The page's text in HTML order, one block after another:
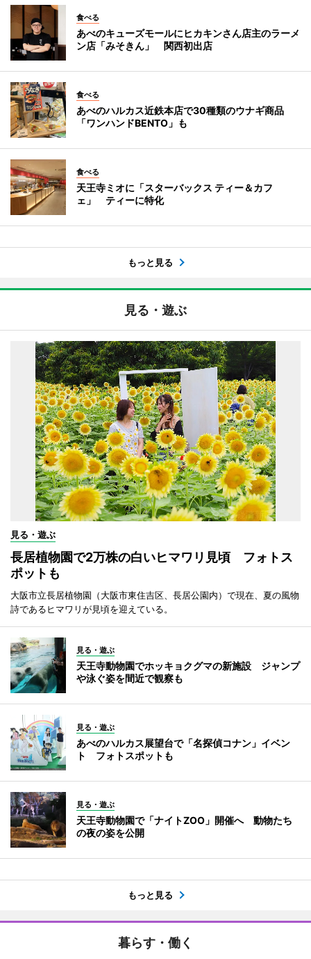
食べる
あべのキューズモールにヒカキンさん店主のラーメ
ン店「みそきん」 関西初出店
食べる
あべのハルカス近鉄本店で30種類のウナギ商品
「ワンハンドBENTO」も
食べる
天王寺ミオに「スターバックス ティー＆カフ
ェ」 ティーに特化
もっと見る
見る・遊ぶ
見る・遊ぶ
長居植物園で2万株の白いヒマワリ見頃 フォトス
ポットも
大阪市立長居植物園（大阪市東住吉区、長居公園内）で現在、夏の風物
詩であるヒマワリが見頃を迎えている。
見る・遊ぶ
天王寺動物園でホッキョクグマの新施設 ジャンプ
や泳ぐ姿を間近で観察も
見る・遊ぶ
あべのハルカス展望台で「名探偵コナン」イベン
ト フォトスポットも
見る・遊ぶ
天王寺動物園で「ナイトZOO」開催へ 動物たち
の夜の姿を公開
もっと見る
暮らす・働く